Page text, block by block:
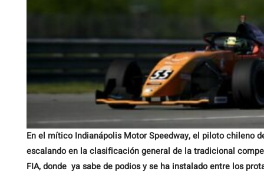
En el mítico Indianápolis Motor Speedway, el piloto chileno
escalando en la clasificación general de la tradicional
FIA, donde ya sabe de podios y se ha instalado entre los